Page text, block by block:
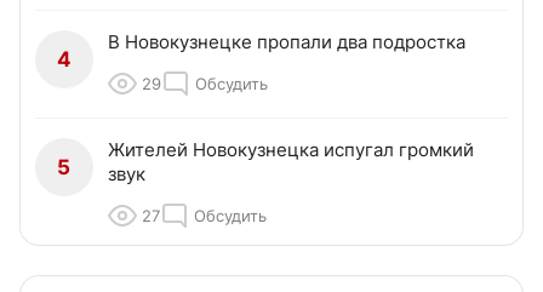
4
В Новокузнецке пропали два подростка
29 Обсудить
5
Жителей Новокузнецка испугал громкий
звук
27 Обсудить